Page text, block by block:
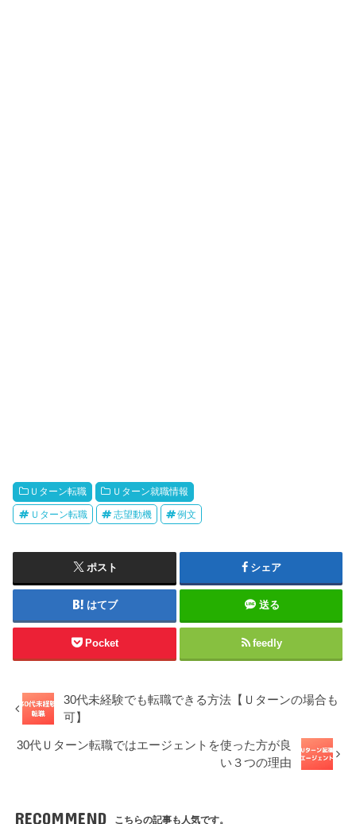
Ｕターン転職 Ｕターン就職情報
Ｕターン転職 志望動機 例文
ポスト シェア
はてブ 送る
Pocket feedly
30代未経験でも転職できる方法【Ｕターンの場合も
可】
30代Ｕターン転職ではエージェントを使った方が良
い３つの理由
RECOMMEND こちらの記事も人気です。